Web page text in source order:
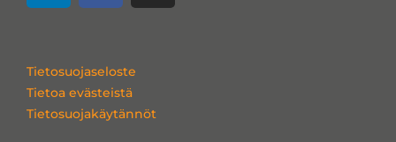
e
d
i
b
o
o
k
r
Tietosuojaseloste
Tietoa evästeistä
Tietosuojakäytännöt